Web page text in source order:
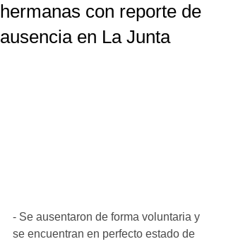
hermanas con reporte de
ausencia en La Junta
- Se ausentaron de forma voluntaria y
se encuentran en perfecto estado de